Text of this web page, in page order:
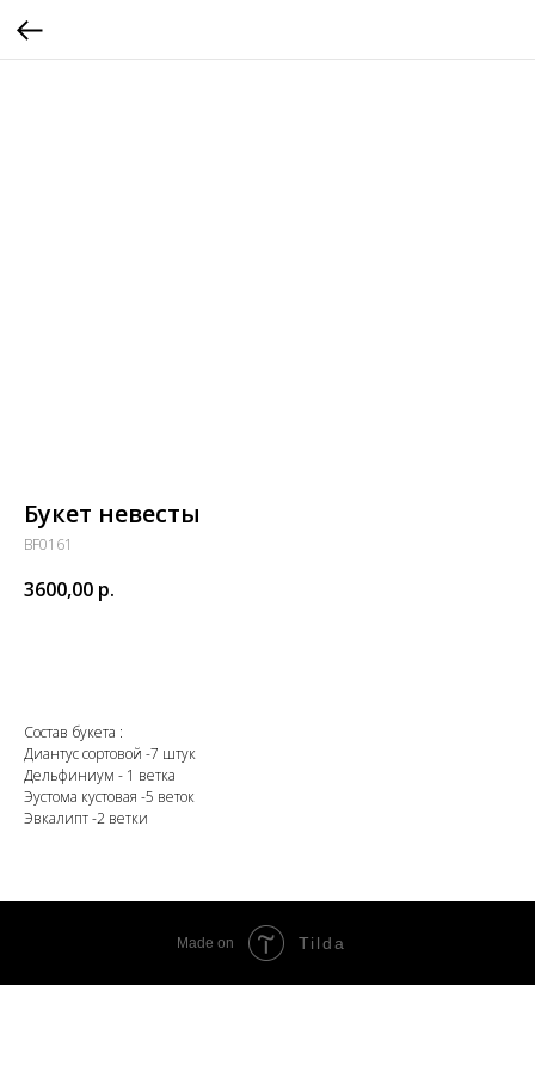
Букет невесты
BF0161
3600,00 р.
Состав букета :
Диантус сортовой -7 штук
Дельфиниум - 1 ветка
Эустома кустовая -5 веток
Эвкалипт -2 ветки
Made on Tilda